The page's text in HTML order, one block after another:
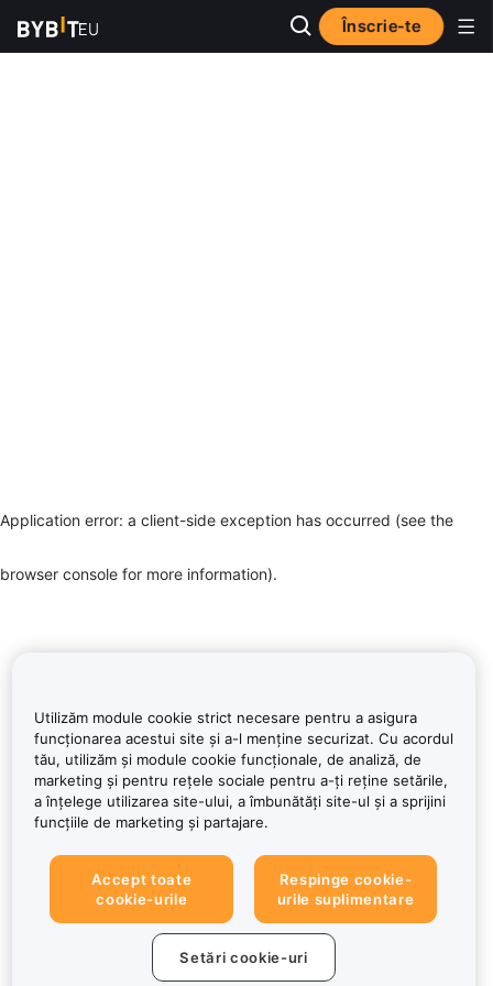
Înscrie-te
Application error: a client-side exception has occurred (see the
browser console for more information).
Utilizăm module cookie strict necesare pentru a asigura
funcționarea acestui site și a-l menține securizat. Cu acordul
tău, utilizăm și module cookie funcționale, de analiză, de
marketing și pentru rețele sociale pentru a-ți reține setările,
a înțelege utilizarea site-ului, a îmbunătăți site-ul și a sprijini
funcțiile de marketing și partajare.
Accept toate
cookie-urile
Respinge cookie-
urile suplimentare
Setări cookie-uri